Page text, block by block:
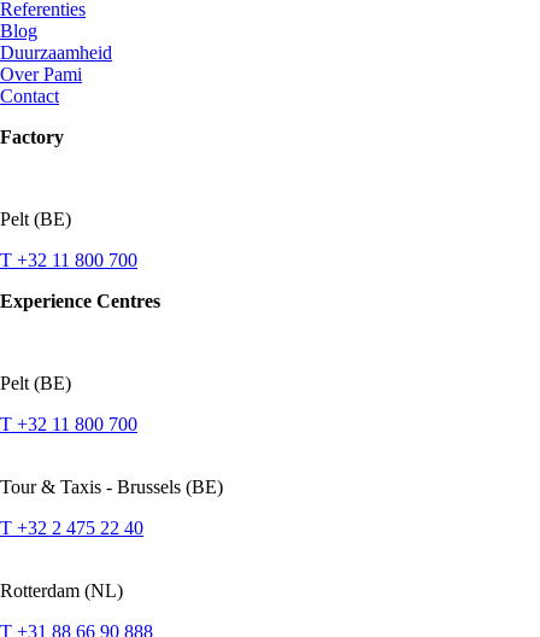
Referenties
Blog
Duurzaamheid
Over Pami
Contact
Factory
Pelt (BE)
T +32 11 800 700
Experience Centres
Pelt (BE)
T +32 11 800 700
Tour & Taxis - Brussels (BE)
T +32 2 475 22 40
Rotterdam (NL)
T +31 88 66 90 888